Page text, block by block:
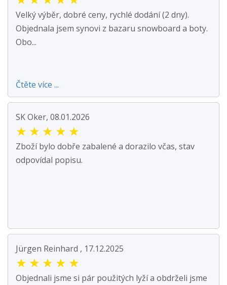
Velký výběr, dobré ceny, rychlé dodání (2 dny).
Objednala jsem synovi z bazaru snowboard a boty.
Obo...
Čtěte více ...
SK Oker, 08.01.2026
★ ★ ★ ★ ★
Zboží bylo dobře zabalené a dorazilo včas, stav
odpovídal popisu.
Jürgen Reinhard , 17.12.2025
★ ★ ★ ★ ★
Objednali jsme si pár použitých lyží a obdrželi jsme